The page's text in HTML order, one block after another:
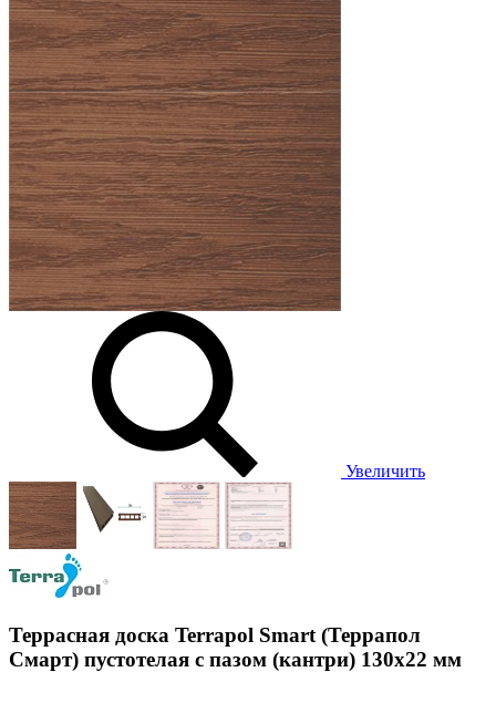
Увеличить
Террасная доска Terrapol Smart (Террапол
Смарт) пустотелая с пазом (кантри) 130х22 мм